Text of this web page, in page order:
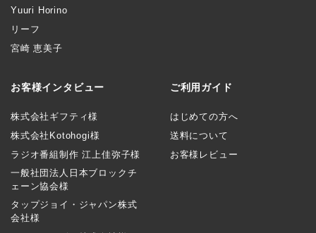
Yuuri Horino
リーフ
宮崎 恵美子
お客様インタビュー
株式会社ギフティ様
株式会社Kotohogi様
ラジオ番組制作 江上佳弥子様
一般社団法人日本ブロックチ
ェーン協会様
タップジョイ・ジャパン株式
会社様
ご利用ガイド
はじめての方へ
送料について
お客様レビュー